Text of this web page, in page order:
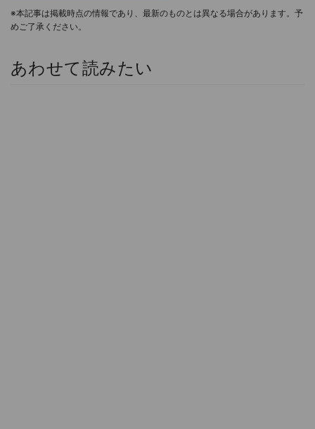
※本記事は掲載時点の情報であり、最新のものとは異なる場合があります。予
めご了承ください。
あわせて読みたい